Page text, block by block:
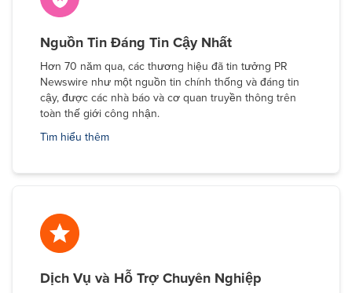
Nguồn Tin Đáng Tin Cậy Nhất
Hơn 70 năm qua, các thương hiệu đã tin tưởng PR
Newswire như một nguồn tin chính thống và đáng tin
cậy, được các nhà báo và cơ quan truyền thông trên
toàn thế giới công nhận.
Tìm hiểu thêm
Dịch Vụ và Hỗ Trợ Chuyên Nghiệp